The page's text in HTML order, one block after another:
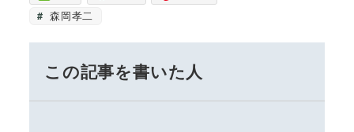
森岡孝二
この記事を書いた人